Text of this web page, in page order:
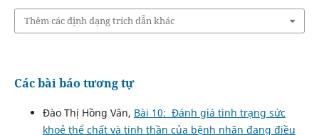
Thêm các định dạng trích dẫn khác
Các bài báo tương tự
Đào Thị Hồng Vân, Bài 10: Đánh giá tình trạng sức
khoẻ thể chất và tinh thần của bệnh nhân đang điều